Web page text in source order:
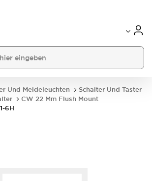
Und Meldeleuchten
Schalter Und Taster
CW 22 Mm Flush Mount
6H